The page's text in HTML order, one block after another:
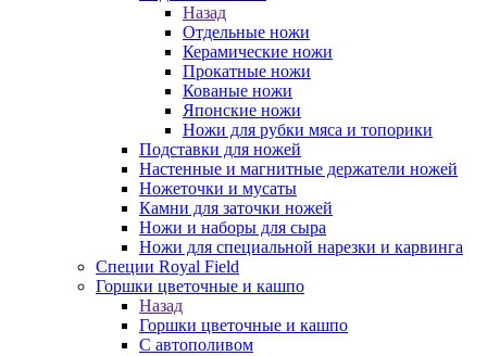
Назад
Отдельные ножи
Керамические ножи
Прокатные ножи
Кованые ножи
Японские ножи
Ножи для рубки мяса и топорики
Подставки для ножей
Настенные и магнитные держатели ножей
Ножеточки и мусаты
Камни для заточки ножей
Ножи и наборы для сыра
Ножи для специальной нарезки и карвинга
Специи Royal Field
Горшки цветочные и кашпо
Назад
Горшки цветочные и кашпо
С автополивом